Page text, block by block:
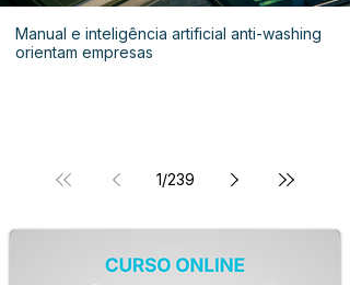
Manual e inteligência artificial anti-washing
orientam empresas
1/239